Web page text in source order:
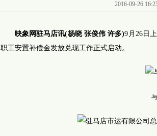
2016-09-26
映象网驻马店讯(杨晓 张俊伟 许多)9月26日
职工安置补偿金发放兑现工作正式启动。